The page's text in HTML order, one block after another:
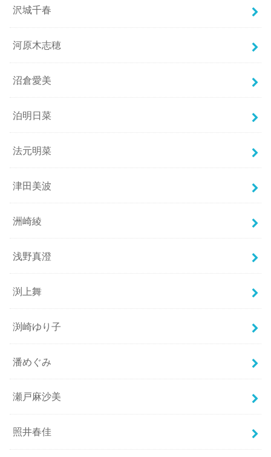
沢城千春
河原木志穂
沼倉愛美
泊明日菜
法元明菜
津田美波
洲崎綾
浅野真澄
渕上舞
渕崎ゆり子
潘めぐみ
瀬戸麻沙美
照井春佳